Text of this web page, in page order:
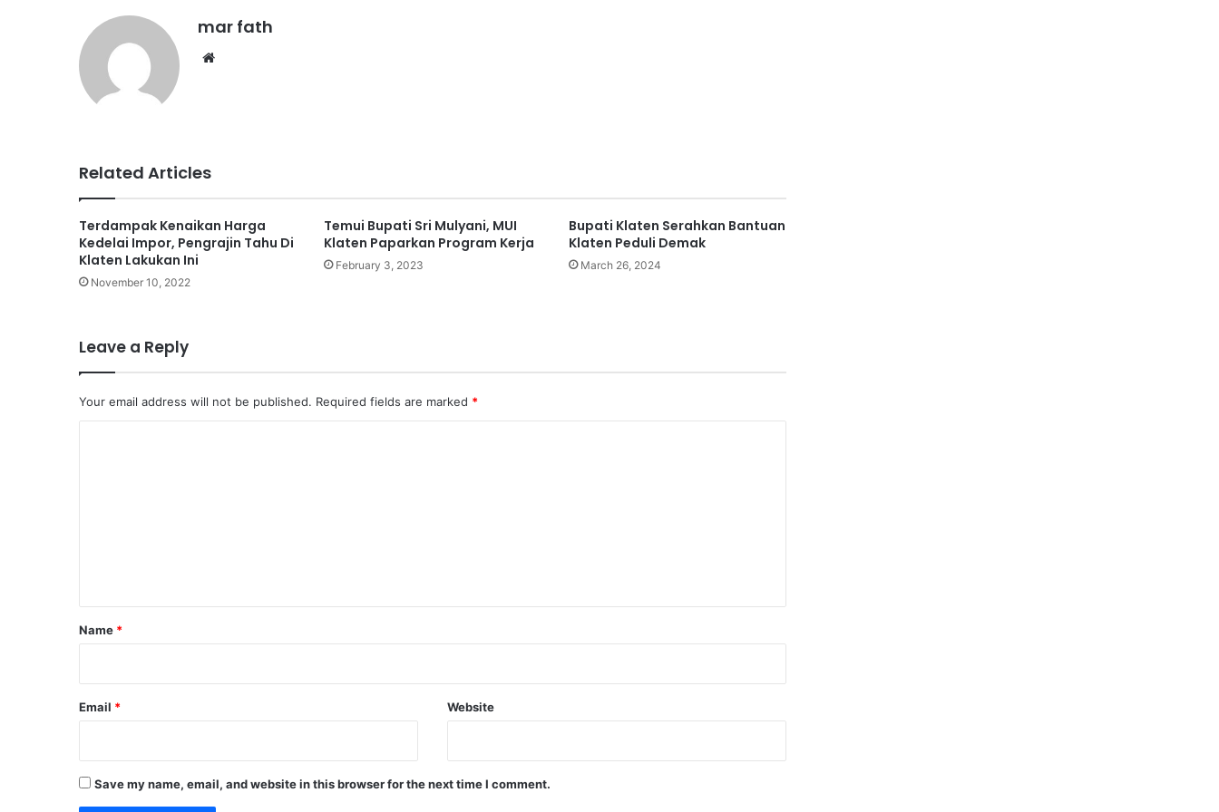
mar fath
Related Articles
Terdampak Kenaikan Harga
Kedelai Impor, Pengrajin Tahu Di
Klaten Lakukan Ini
November 10, 2022
Temui Bupati Sri Mulyani, MUI
Klaten Paparkan Program Kerja
February 3, 2023
Bupati Klaten Serahkan Bantuan
Klaten Peduli Demak
March 26, 2024
Leave a Reply
Your email address will not be published. Required fields are marked *
Name *
Email * Website
Save my name, email, and website in this browser for the next time I comment.